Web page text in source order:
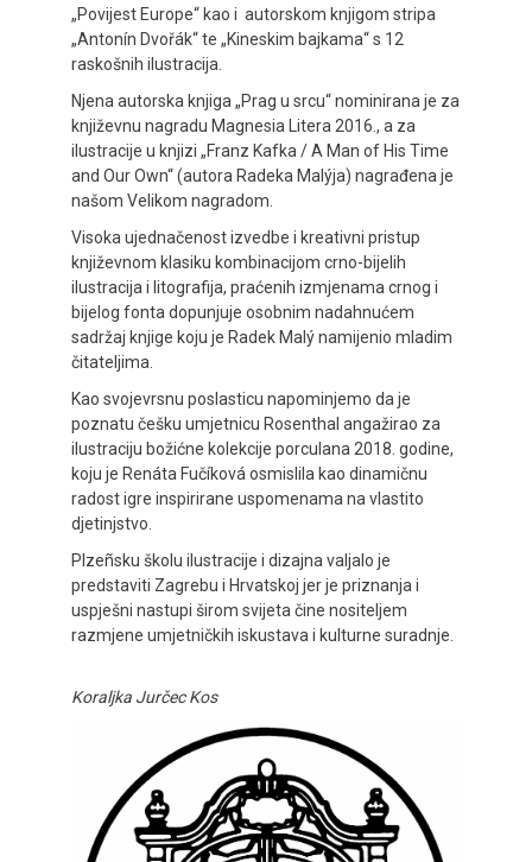
„Povijest Europe“ kao i autorskom knjigom stripa
„Antonín Dvořák“ te „Kineskim bajkama“ s 12
raskošnih ilustracija.
Njena autorska knjiga „Prag u srcu“ nominirana je za
književnu nagradu Magnesia Litera 2016., a za
ilustracije u knjizi „Franz Kafka / A Man of His Time
and Our Own“ (autora Radeka Malýja) nagrađena je
našom Velikom nagradom.
Visoka ujednačenost izvedbe i kreativni pristup
književnom klasiku kombinacijom crno-bijelih
ilustracija i litografija, praćenih izmjenama crnog i
bijelog fonta dopunjuje osobnim nadahnućem
sadržaj knjige koju je Radek Malý namijenio mladim
čitateljima.
Kao svojevrsnu poslasticu napominjemo da je
poznatu češku umjetnicu Rosenthal angažirao za
ilustraciju božićne kolekcije porculana 2018. godine,
koju je Renáta Fučíková osmislila kao dinamičnu
radost igre inspirirane uspomenama na vlastito
djetinjstvo.
Plzeñsku školu ilustracije i dizajna valjalo je
predstaviti Zagrebu i Hrvatskoj jer je priznanja i
uspješni nastupi širom svijeta čine nositeljem
razmjene umjetničkih iskustava i kulturne suradnje.
Koraljka Jurčec Kos